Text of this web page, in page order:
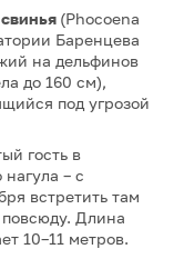
(Phocoena
Баренцева
на дельфинов
до 160 см),
под угрозой
гость в
– с
встретить там
Длина
10–11 метров.